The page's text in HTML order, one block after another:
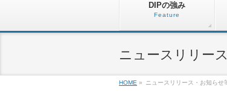
DIPの強み
Feature
ニュースリリー
HOME » ニュースリリース・お知らせ